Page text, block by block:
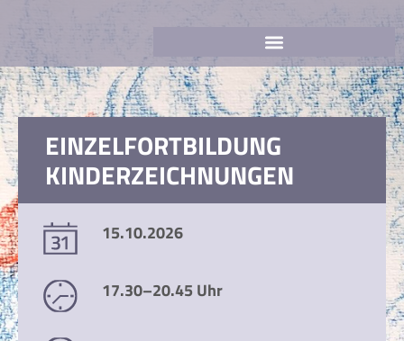
EINZELFORTBILDUNG
KINDERZEICHNUNGEN
15.10.2026
17.30–20.45 Uhr